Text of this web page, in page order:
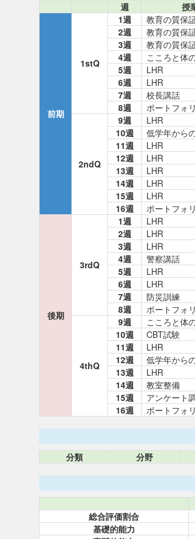
週 授
前期
1stQ
1週 教育の質保
2週
教育の質保
3週
教育の質保
4週
こころと体
5週
LHR
6週
LHR
7週
校長講話
8週
ポートフォ
2ndQ
9週 LHR
10週
低学年から
11週
LHR
12週
LHR
13週
LHR
14週
LHR
15週
LHR
16週
ポートフォ
後期
3rdQ
1週 LHR
2週
LHR
3週
LHR
4週
警察講話
5週
LHR
6週
LHR
7週
防災訓練
8週
ポートフォ
4thQ
9週 こころと体
10週
CBT試験
11週
LHR
12週
低学年から
13週
LHR
14週
教室整備
15週
アンケート
16週
ポートフォ
分類 分野
総合評価割合
基礎的能力